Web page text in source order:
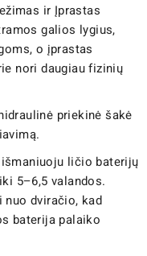
ir Įprastas
galios lygius,
o įprastas
nori daugiau fizinių
priekinė šakė
ličio baterijų
5–6,5 valandos.
dviračio, kad
baterija palaiko